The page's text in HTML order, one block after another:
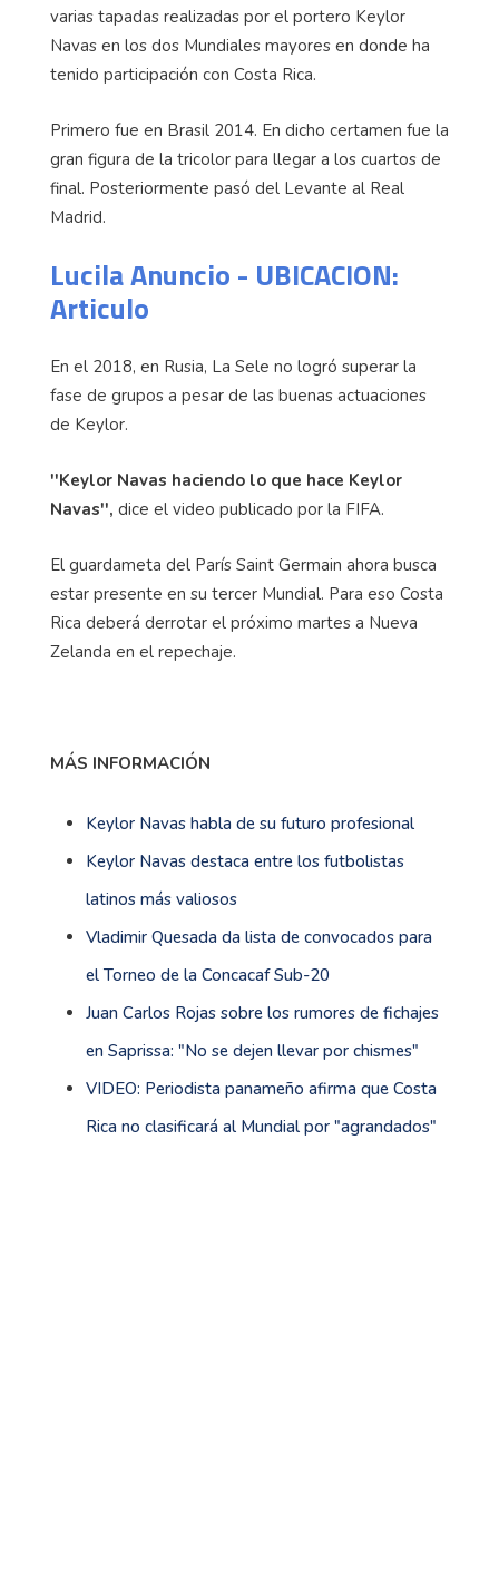
varias tapadas realizadas por el portero Keylor
Navas en los dos Mundiales mayores en donde ha
tenido participación con Costa Rica.
Primero fue en Brasil 2014. En dicho certamen fue la
gran figura de la tricolor para llegar a los cuartos de
final. Posteriormente pasó del Levante al Real
Madrid.
Lucila Anuncio - UBICACION:
Articulo
En el 2018, en Rusia, La Sele no logró superar la
fase de grupos a pesar de las buenas actuaciones
de Keylor.
''Keylor Navas haciendo lo que hace Keylor
Navas'', dice el video publicado por la FIFA.
El guardameta del París Saint Germain ahora busca
estar presente en su tercer Mundial. Para eso Costa
Rica deberá derrotar el próximo martes a Nueva
Zelanda en el repechaje.
MÁS INFORMACIÓN
Keylor Navas habla de su futuro profesional
Keylor Navas destaca entre los futbolistas
latinos más valiosos
Vladimir Quesada da lista de convocados para
el Torneo de la Concacaf Sub-20
Juan Carlos Rojas sobre los rumores de fichajes
en Saprissa: "No se dejen llevar por chismes"
VIDEO: Periodista panameño afirma que Costa
Rica no clasificará al Mundial por "agrandados"